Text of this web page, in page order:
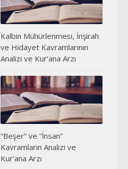
Kalbin Mühürlenmesi, İnşirah
ve Hidayet Kavramlarının
Analizi ve Kur’ana Arzı
“Beşer” ve “İnsan”
Kavramların Analizi ve
Kur’ana Arzı